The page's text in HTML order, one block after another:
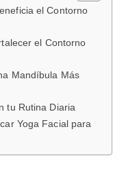
el Contorno
el Contorno
Mandíbula Más
tu Rutina Diaria
Yoga Facial para